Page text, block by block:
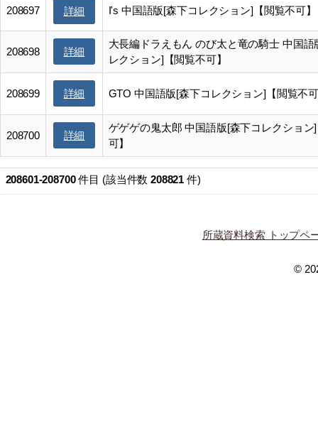
208697 詳細 I's 中国語版[森下コレクション]【閲覧不可】
208698 詳細
大長編ドラえもん のび太と竜の騎士 中国語
レクション]【閲覧不可】
208699 詳細 GTO 中国語版[森下コレクション]【閲覧不
208700 詳細
ゲゲゲの鬼太郎 中国語版[森下コレクション
可】
208601-208700件目 (該当件数208821 件)
所蔵資料検索 トップペ
©